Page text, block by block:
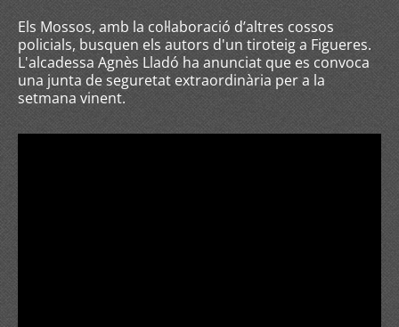
Els Mossos, amb la col·laboració d’altres cossos
policials, busquen els autors d'un tiroteig a Figueres.
L'alcadessa Agnès Lladó ha anunciat que es convoca
una junta de seguretat extraordinària per a la
setmana vinent.